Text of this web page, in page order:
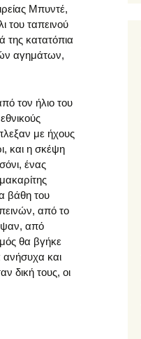
Μπυντέ,
του ταπεινού
της κατατόπια
αγημάτων,
τον ήλιο του
με ήχους
και η σκέψη
ένας
βάθη του
από το
από
θα βγήκε
ανήσυχα και
δική τους, οι